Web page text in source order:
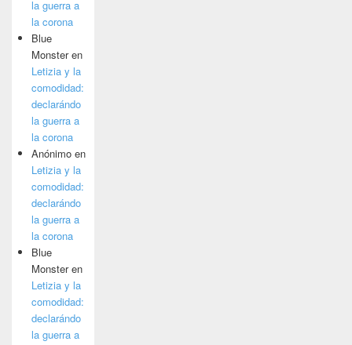
la guerra a
la corona
Blue
Monsteren
Letizia y la
comodidad:
declarándo
la guerra a
la corona
Anónimo en
Letizia y la
comodidad:
declarándo
la guerra a
la corona
Blue
Monsteren
Letizia y la
comodidad:
declarándo
la guerra a